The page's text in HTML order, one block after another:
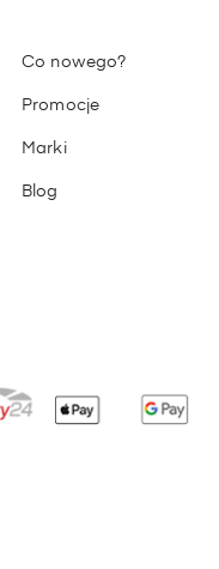
Co nowego?
Promocje
Marki
Blog